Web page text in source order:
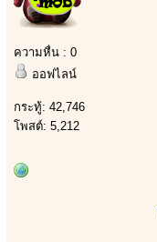
ความหื่น : 0
ออฟไลน์
กระทู้: 42,746
โพสต์: 5,212